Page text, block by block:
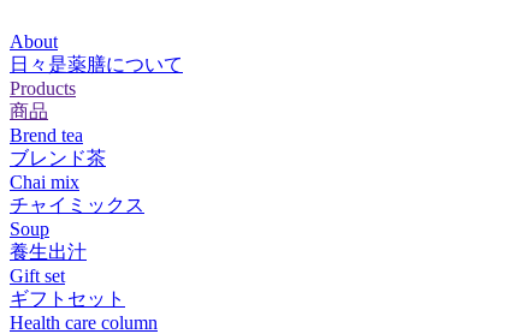
About
日々是薬膳について
Products
商品
Brend tea
ブレンド茶
Chai mix
チャイミックス
Soup
養生出汁
Gift set
ギフトセット
Health care column